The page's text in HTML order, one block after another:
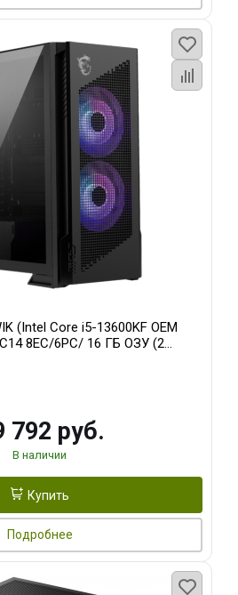
(Intel Core i5-13600KF OEM
8EC/6PC/ 16 ГБ ОЗУ (2
GAMINGPRO OC 16GB GDDR7
792 руб.
В наличии
Купить
Подробнее